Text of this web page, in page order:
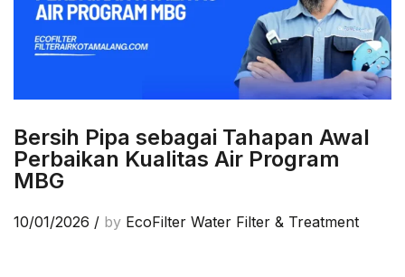
Bersih Pipa sebagai Tahapan Awal
Perbaikan Kualitas Air Program
MBG
10/01/2026 / by EcoFilter Water Filter & Treatment